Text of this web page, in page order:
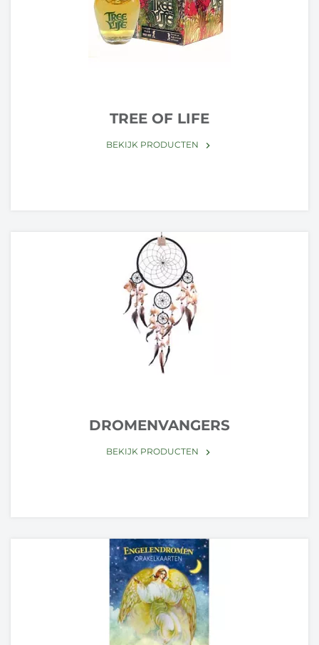
TREE OF LIFE
BEKIJK PRODUCTEN keyboard_arrow_right
DROMENVANGERS
BEKIJK PRODUCTEN keyboard_arrow_right